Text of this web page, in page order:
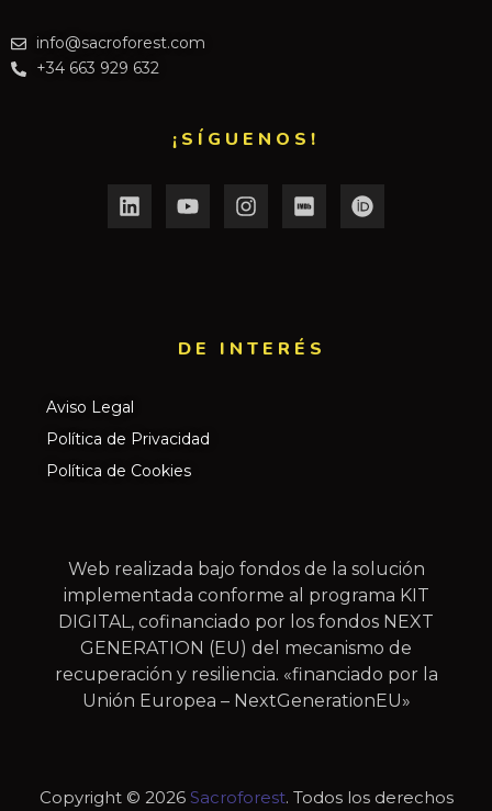
info@sacroforest.com
+34 663 929 632
¡SÍGUENOS!
DE INTERÉS​
Aviso Legal
Política de Privacidad
Política de Cookies
Web realizada bajo fondos de la solución
implementada conforme al programa KIT
DIGITAL, cofinanciado por los fondos NEXT
GENERATION (EU) del mecanismo de
recuperación y resiliencia. «financiado por la
Unión Europea – NextGenerationEU»
Copyright © 2026 Sacroforest. Todos los derechos